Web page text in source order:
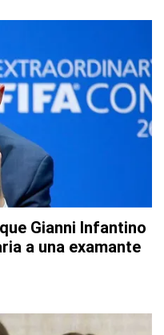
Gianni Infantino
a una examante